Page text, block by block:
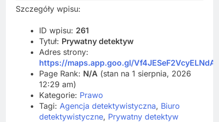
Szczegóły wpisu:
ID wpisu: 261
Tytuł: Prywatny detektyw
Adres strony:
https://maps.app.goo.gl/Vf4JESeF2VcyELNdA
Page Rank: N/A (stan na 1 sierpnia, 2026
12:29 am)
Kategorie: Prawo
Tagi: Agencja detektywistyczna, Biuro
detektywistyczne, Prywatny detektyw